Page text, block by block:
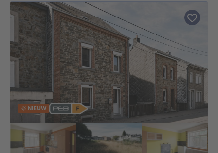
NIEUW